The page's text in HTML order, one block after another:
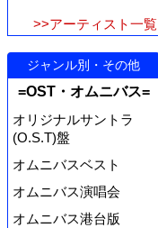
>>アーティスト一覧
ジャンル別・その他
=OST・オムニバス=
オリジナルサントラ
(O.S.T)盤
オムニバスベスト
オムニバス演唱会
オムニバス港台版